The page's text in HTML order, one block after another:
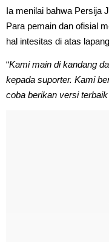
Ia menilai bahwa Persija
Para pemain dan ofisial
hal intesitas di atas
“Kami main di kandang
kepada suporter. Kami
coba berikan versi